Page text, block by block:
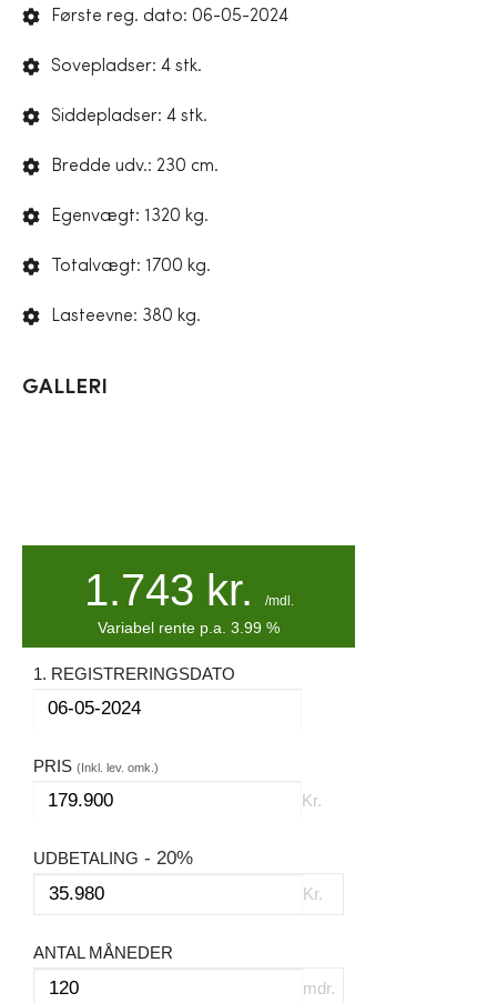
Første reg. dato: 06-05-2024
Sovepladser: 4 stk.
Siddepladser: 4 stk.
Bredde udv.: 230 cm.
Egenvægt: 1320 kg.
Totalvægt: 1700 kg.
Lasteevne: 380 kg.
GALLERI
1.743 kr. /mdl.
Variabel rente p.a. 3.99 %
1. REGISTRERINGSDATO
PRIS (Inkl. lev. omk.)
Kr.
UDBETALING - 20%
Kr.
ANTAL MÅNEDER
mdr.